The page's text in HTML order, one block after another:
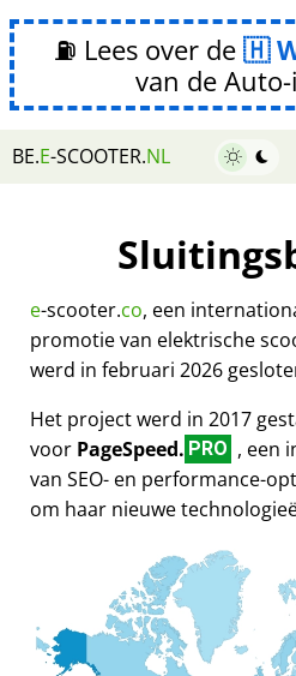
⛽ Lees over de
van de
BE.E-SCOOTER.NL
e-scooter.co, een
promotie van elektrische
werd in februari 2026
Het project werd in 2017
voor PageSpeed. PRO , een
van SEO- en performance-
om haar nieuwe